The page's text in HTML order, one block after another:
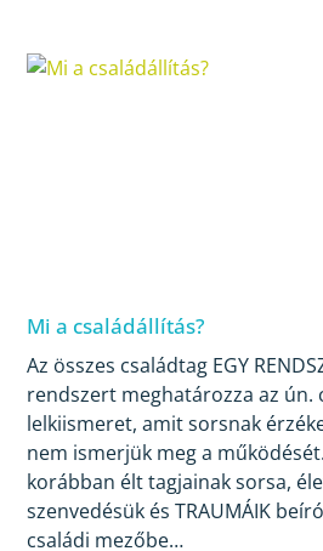
Mi a családállítás?
Az összes családtag EGY
rendszert meghatározza az ún.
lelkiismeret, amit sorsnak
nem ismerjük meg a
korábban élt tagjainak sorsa,
szenvedésük és TRAUMÁIK
családi mezőbe…